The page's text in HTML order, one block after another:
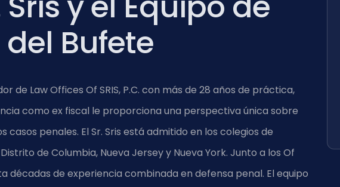
Bufete
de Law Offices Of SRIS, P.C. con más de 28 años de práctica,
como ex fiscal le proporciona una perspectiva única sobre
penales. El Sr. Sris está admitido en los colegios de
de Columbia, Nueva Jersey y Nueva York. Junto a los Of
décadas de experiencia combinada en defensa penal. El equipo